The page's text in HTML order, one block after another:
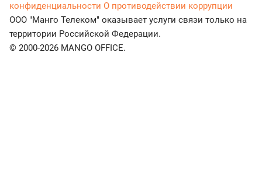
конфиденциальности О противодействии коррупции
ООО "Манго Телеком" оказывает услуги связи только на
территории Российской Федерации.
© 2000-2026 MANGO OFFICE.